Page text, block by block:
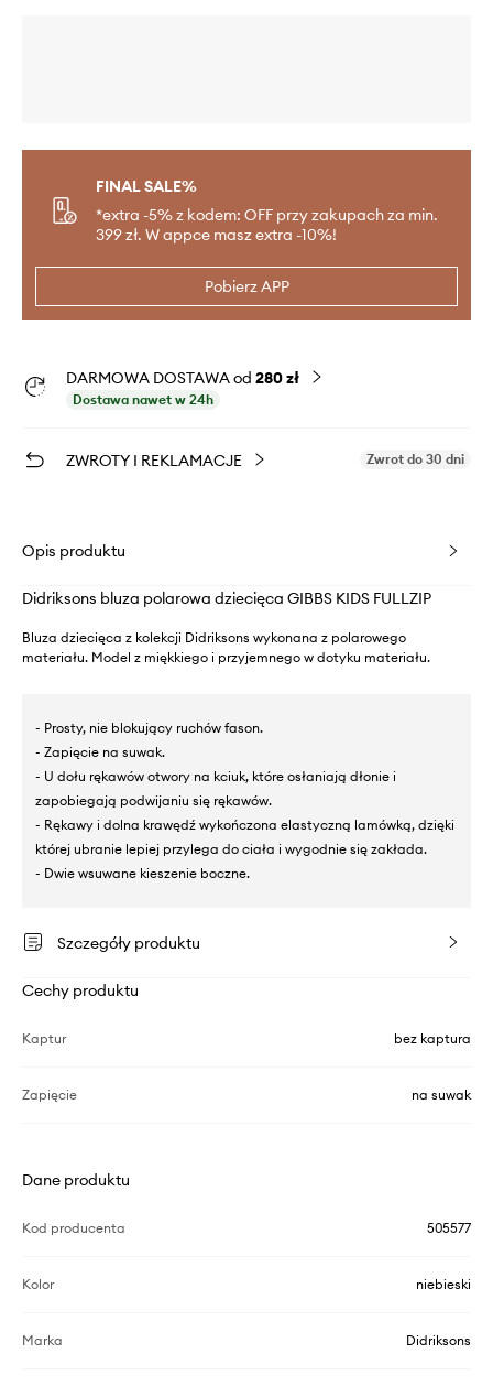
FINAL SALE%
*extra -5% z kodem: OFF przy zakupach za min.
399 zł. W appce masz extra -10%!
Pobierz APP
DARMOWA DOSTAWA od 280 zł
Dostawa nawet w 24h
ZWROTY I REKLAMACJE Zwrot do 30 dni
Opis produktu
Didriksons bluza polarowa dziecięca GIBBS KIDS FULLZIP
Bluza dziecięca z kolekcji Didriksons wykonana z polarowego
materiału. Model z miękkiego i przyjemnego w dotyku materiału.
- Prosty, nie blokujący ruchów fason.
- Zapięcie na suwak.
- U dołu rękawów otwory na kciuk, które osłaniają dłonie i
zapobiegają podwijaniu się rękawów.
- Rękawy i dolna krawędź wykończona elastyczną lamówką, dzięki
której ubranie lepiej przylega do ciała i wygodnie się zakłada.
- Dwie wsuwane kieszenie boczne.
Szczegóły produktu
Cechy produktu
Kaptur bez kaptura
Zapięcie na suwak
Dane produktu
Kod producenta 505577
Kolor niebieski
Marka Didriksons